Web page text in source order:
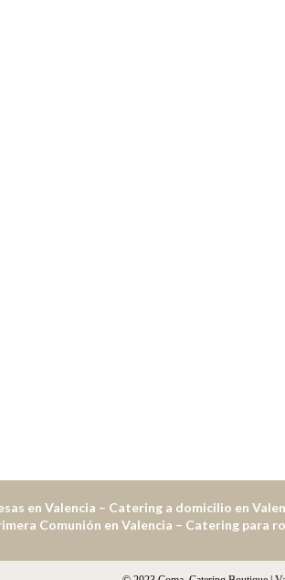
en Valencia – Catering a domicilio en
Comunión en Valencia – Catering